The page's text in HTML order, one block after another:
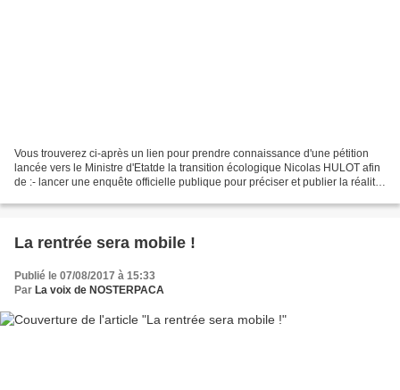
Vous trouverez ci-après un lien pour prendre connaissance d'une pétition
lancée vers le Ministre d'Etatde la transition écologique Nicolas HULOT afin
de :- lancer une enquête officielle publique pour préciser et publier la réalité
La rentrée sera mobile !
Publié le 07/08/2017 à 15:33
Par La voix de NOSTERPACA